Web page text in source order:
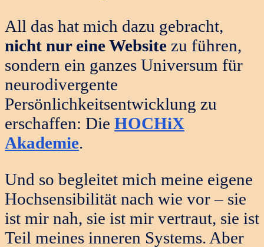
All das hat mich dazu gebracht,
nicht nur eine Website zu führen,
sondern ein ganzes Universum für
neurodivergente
Persönlichkeitsentwicklung zu
erschaffen: Die HOCHiX
Akademie.
Und so begleitet mich meine eigene
Hochsensibilität nach wie vor – sie
ist mir nah, sie ist mir vertraut, sie ist
Teil meines inneren Systems. Aber